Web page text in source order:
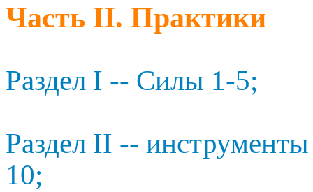
Часть II. Практики
Раздел I -- Силы 1-5;
Раздел II --
10;